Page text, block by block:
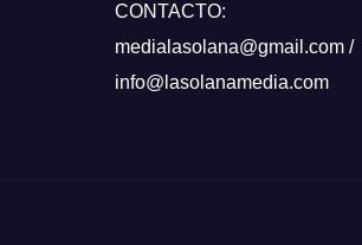
CONTACTO:
medialasolana@gmail.com /
info@lasolanamedia.com